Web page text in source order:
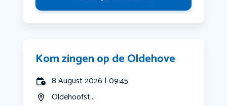
Kom zingen op de Oldehove
8 August 2026 | 09:45
Oldehoofst...